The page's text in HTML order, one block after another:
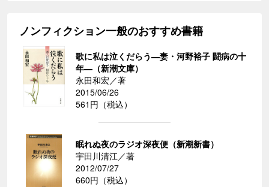
ノンフィクション一般のおすすめ書籍
歌に私は泣くだらう―妻・河野裕子 闘病の十
年―（新潮文庫）
永田和宏／著
2015/06/26
561円（税込）
眠れぬ夜のラジオ深夜便（新潮新書）
宇田川清江／著
2012/07/27
660円（税込）